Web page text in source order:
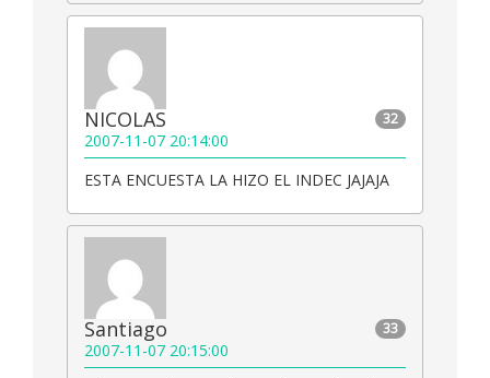
32
NICOLAS
2007-11-07 20:14:00
ESTA ENCUESTA LA HIZO EL INDEC JAJAJA
33
Santiago
2007-11-07 20:15:00